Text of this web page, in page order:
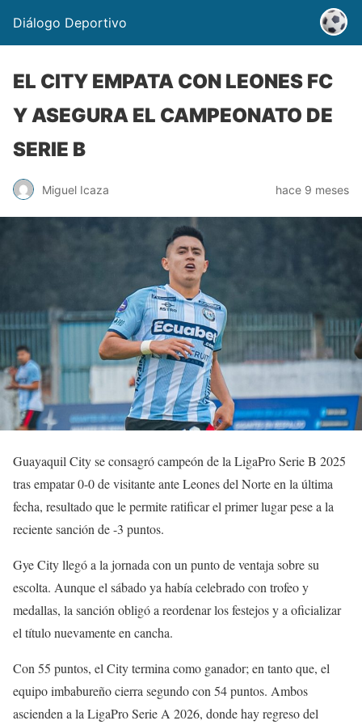
Diálogo Deportivo
EL CITY EMPATA CON LEONES FC
Y ASEGURA EL CAMPEONATO DE
SERIE B
Miguel Icaza hace 9 meses
Guayaquil City se consagró campeón de la LigaPro Serie B 2025
tras empatar 0-0 de visitante ante Leones del Norte en la última
fecha, resultado que le permite ratificar el primer lugar pese a la
reciente sanción de -3 puntos.
Gye City llegó a la jornada con un punto de ventaja sobre su
escolta. Aunque el sábado ya había celebrado con trofeo y
medallas, la sanción obligó a reordenar los festejos y a oficializar
el título nuevamente en cancha.
Con 55 puntos, el City termina como ganador; en tanto que, el
equipo imbabureño cierra segundo con 54 puntos. Ambos
ascienden a la LigaPro Serie A 2026, donde hay regreso del